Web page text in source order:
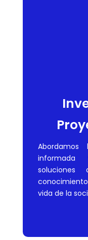
informada
soluciones
vida de la